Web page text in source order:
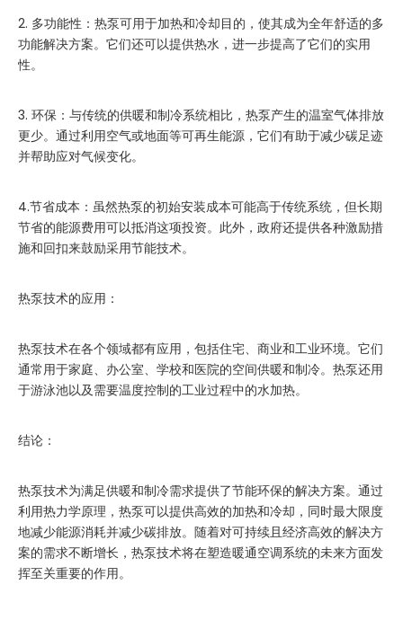
2. 多功能性：热泵可用于加热和冷却目的，使其成为全年舒适的多
功能解决方案。它们还可以提供热水，进一步提高了它们的实用
性。
3. 环保：与传统的供暖和制冷系统相比，热泵产生的温室气体排放
更少。通过利用空气或地面等可再生能源，它们有助于减少碳足迹
并帮助应对气候变化。
4.节省成本：虽然热泵的初始安装成本可能高于传统系统，但长期
节省的能源费用可以抵消这项投资。此外，政府还提供各种激励措
施和回扣来鼓励采用节能技术。
热泵技术的应用：
热泵技术在各个领域都有应用，包括住宅、商业和工业环境。它们
通常用于家庭、办公室、学校和医院的空间供暖和制冷。热泵还用
于游泳池以及需要温度控制的工业过程中的水加热。
结论：
热泵技术为满足供暖和制冷需求提供了节能环保的解决方案。通过
利用热力学原理，热泵可以提供高效的加热和冷却，同时最大限度
地减少能源消耗并减少碳排放。随着对可持续且经济高效的解决方
案的需求不断增长，热泵技术将在塑造暖通空调系统的未来方面发
挥至关重要的作用。